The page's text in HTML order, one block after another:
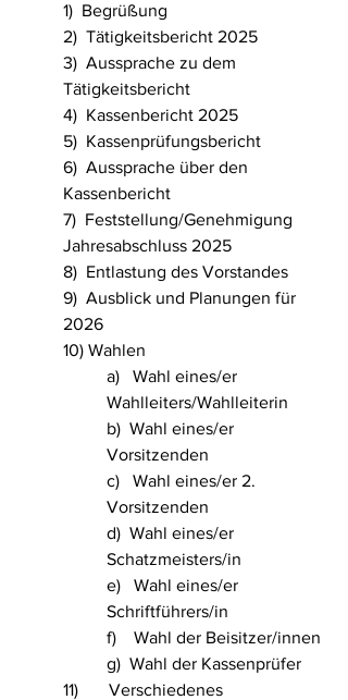
1)  Begrüßung
2)  Tätigkeitsbericht 2025
3)  Aussprache zu dem
Tätigkeitsbericht
4)  Kassenbericht 2025
5)  Kassenprüfungsbericht
6)  Aussprache über den
Kassenbericht
7)  Feststellung/Genehmigung
Jahresabschluss 2025
8)  Entlastung des Vorstandes
9)  Ausblick und Planungen für
2026
10) Wahlen
a)   Wahl eines/er
Wahlleiters/Wahlleiterin
b)  Wahl eines/er
Vorsitzenden
c)   Wahl eines/er 2.
Vorsitzenden
d)  Wahl eines/er
Schatzmeisters/in
e)   Wahl eines/er
Schriftführers/in
f)    Wahl der Beisitzer/innen
g)  Wahl der Kassenprüfer
11)       Verschiedenes